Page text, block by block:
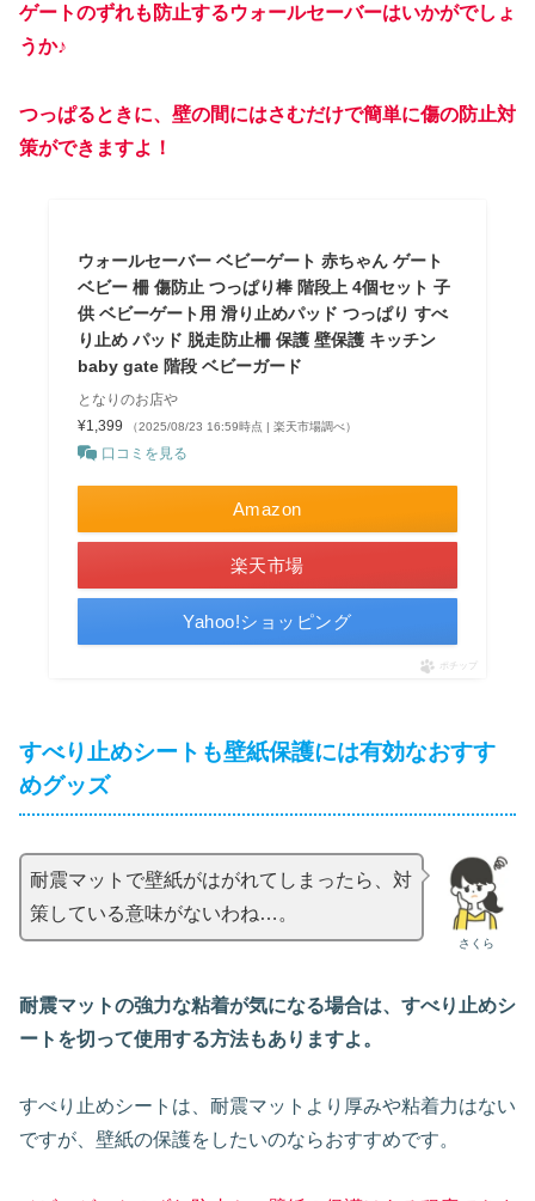
ゲートのずれも防止するウォールセーバーはいかがでしょ
うか♪
つっぱるときに、壁の間にはさむだけで簡単に傷の防止対
策ができますよ！
ウォールセーバー ベビーゲート 赤ちゃん ゲート
ベビー 柵 傷防止 つっぱり棒 階段上 4個セット 子
供 ベビーゲート用 滑り止めパッド つっぱり すべ
り止め パッド 脱走防止柵 保護 壁保護 キッチン
baby gate 階段 ベビーガード
となりのお店や
¥1,399
（2025/08/23 16:59時点 | 楽天市場調べ）
口コミを見る
Amazon
楽天市場
Yahoo!ショッピング
ポチップ
すべり止めシートも壁紙保護には有効なおすす
めグッズ
さくら
耐震マットで壁紙がはがれてしまったら、対
策している意味がないわね…。
耐震マットの強力な粘着が気になる場合は、すべり止めシ
ートを切って使用する方法もありますよ。
すべり止めシートは、耐震マットより厚みや粘着力はない
ですが、壁紙の保護をしたいのならおすすめです。